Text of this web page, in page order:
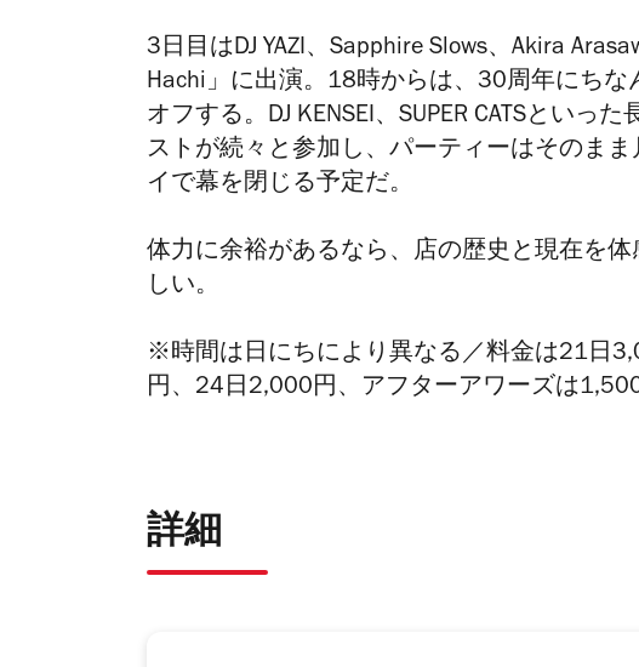
3日目はDJ YAZI、Sapphire Slows、Akira
Hachi」に出演。18時からは、30周年にち
オフする。DJ KENSEI、SUPER CATSといっ
ストが続々と参加し、パーティーはそのま
イで幕を閉じる予定だ。
体力に余裕があるなら、店の歴史と現在を
しい。
※時間は日にちにより異なる／料金は21日
円、24日2,000円、アフターアワーズは
詳細